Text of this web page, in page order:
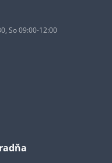
So 09:00-12:00